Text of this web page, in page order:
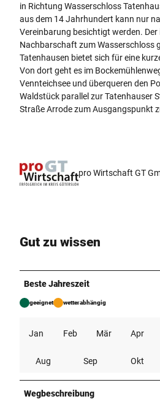
in Richtung Wasserschloss
aus dem 14 Jahrhundert kann nur
Vereinbarung besichtigt werden.
Nachbarschaft zum Wasserschloss
Tatenhausen bietet sich für eine
Von dort geht es im
Vennteichsee und überqueren den
Waldstück parallel zur Tatenhauser
Straße Arrode zum Ausgangspunkt
pro Wirtschaft GT
Gut zu wissen
Beste Jahreszeit
geeignet wetterabhängig
Jan Feb Mär Apr
Aug Sep Okt
Wegbeschreibung